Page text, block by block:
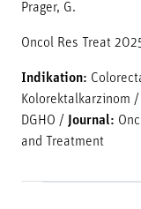
Prager, G.
Oncol Res Treat
Indikation:
Kolorektalkarzinom /
DGHO / Journal:
and Treatment